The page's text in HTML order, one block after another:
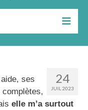
24
JUIL 2023
aide, ses
elle m’a surtout